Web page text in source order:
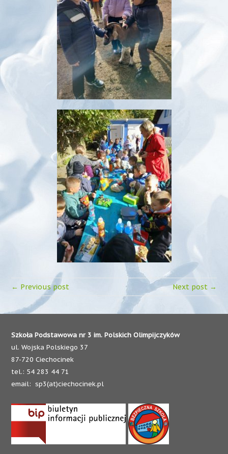
← Previous post Next post →
Szkoła Podstawowa nr 3 im. Polskich Olimpijczyków
ul. Wojska Polskiego 37
87-720 Ciechocinek
tel.: 54 283 44 71
email: sp3(at)ciechocinek.pl